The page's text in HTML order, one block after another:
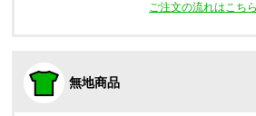
ご注文の流れはこちら
無地商品